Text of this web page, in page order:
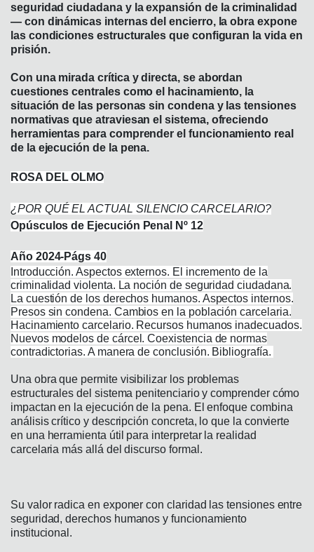
seguridad ciudadana y la expansión de la criminalidad
— con dinámicas internas del encierro, la obra expone
las condiciones estructurales que configuran la vida en
prisión.
Con una mirada crítica y directa, se abordan
cuestiones centrales como el hacinamiento, la
situación de las personas sin condena y las tensiones
normativas que atraviesan el sistema, ofreciendo
herramientas para comprender el funcionamiento real
de la ejecución de la pena.
ROSA DEL OLMO
¿POR QUÉ EL ACTUAL SILENCIO CARCELARIO?
Opúsculos de Ejecución Penal Nº 12
Año 2024-Págs 40
Introducción. Aspectos externos. El incremento de la
criminalidad violenta. La noción de seguridad ciudadana.
La cuestión de los derechos humanos. Aspectos internos.
Presos sin condena. Cambios en la población carcelaria.
Hacinamiento carcelario. Recursos humanos inadecuados.
Nuevos modelos de cárcel. Coexistencia de normas
contradictorias. A manera de conclusión. Bibliografía.
Una obra que permite visibilizar los problemas
estructurales del sistema penitenciario y comprender cómo
impactan en la ejecución de la pena. El enfoque combina
análisis crítico y descripción concreta, lo que la convierte
en una herramienta útil para interpretar la realidad
carcelaria más allá del discurso formal.
Su valor radica en exponer con claridad las tensiones entre
seguridad, derechos humanos y funcionamiento
institucional.